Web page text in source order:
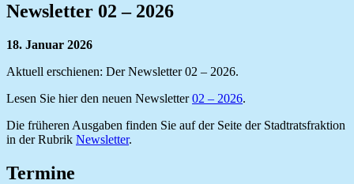
Newsletter 02 – 2026
18. Januar 2026
Aktuell erschienen: Der Newsletter 02 – 2026.
Lesen Sie hier den neuen Newsletter02 – 2026.
Die früheren Ausgaben finden Sie auf der Seite der Stadtratsfraktion
in der Rubrik Newsletter.
Termine